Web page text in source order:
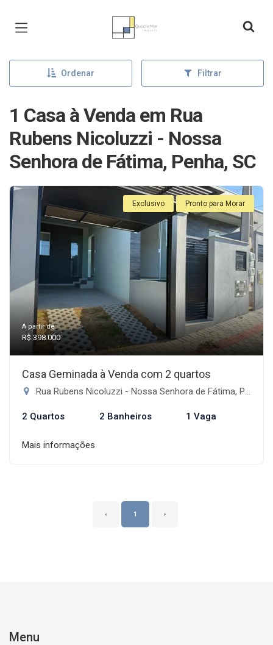
Página inicial
Ordenar Filtrar
1 Casa à Venda em Rua
Rubens Nicoluzzi - Nossa
Senhora de Fátima, Penha, SC
Exclusivo Pronto para Morar
A partir de:
R$ 398.000
Casa Geminada à Venda com 2 quartos
Rua Rubens Nicoluzzi - Nossa Senhora de Fátima, Penha-SC
2 Quartos 2 Banheiros 1 Vaga
Mais informações
‹ 1 ›
Menu